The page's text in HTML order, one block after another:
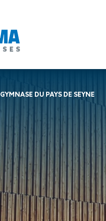
Travaux de toiture
Éclairage naturel
Étanchéité liquide
Étanchéité sur support
acier
Étanchéité sur support
béton
Étanchéité sur support
bois
GYMNASE DU PAYS DE SEYNE